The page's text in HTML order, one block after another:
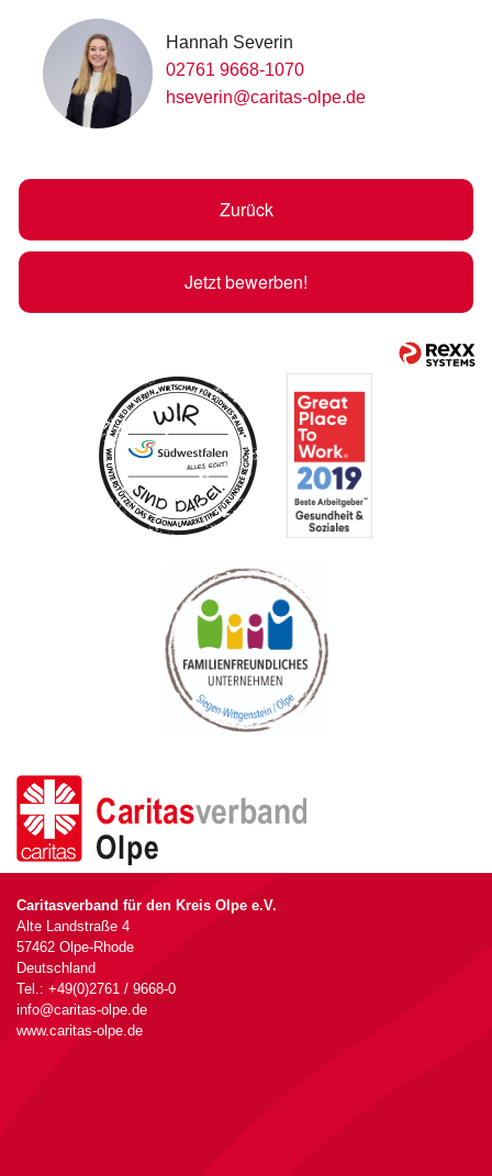
Hannah Severin
02761 9668-1070
hseverin@caritas-olpe.de
Zurück
Jetzt bewerben!
Caritasverband für den Kreis Olpe e.V.
Alte Landstraße 4
57462 Olpe-Rhode
Deutschland
Tel.: +49(0)2761 / 9668-0
info@caritas-olpe.de
www.caritas-olpe.de